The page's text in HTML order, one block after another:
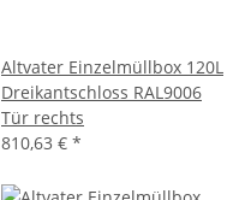
Altvater Einzelmüllbox 120L
Dreikantschloss RAL9006
Tür rechts
810,63 € *